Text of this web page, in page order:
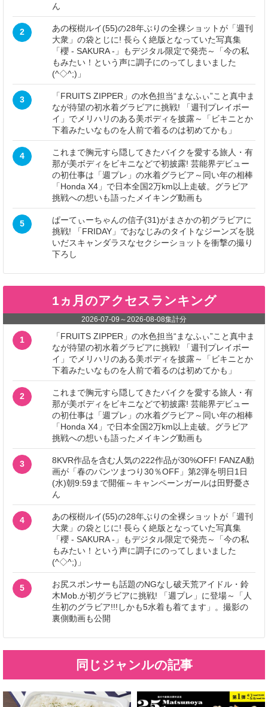
ん
2
あの桜樹ルイ(55)の28年ぶりの全裸ショットが「週刊
大衆」の袋とじに! 長らく絶版となっていた写真集
「櫻 - SAKURA -」もデジタル限定で発売～「今の私
もみたい！という声に調子にのってしまいました
(^◇^;)」
3
「FRUITS ZIPPER」の水色担当“まなふぃ”こと真中ま
なが待望の初水着グラビアに挑戦! 「週刊プレイボー
イ」でメリハリのある美ボディを披露～「ビキニとか
下着みたいなものを人前で着るのは初めてかも」
4
これまで胸元すら隠してきたバイクを愛する旅人・有
那が美ボディをビキニなどで初披露! 芸能界デビュー
の初仕事は「週プレ」の水着グラビア～同い年の相棒
「Honda X4」で日本全国2万km以上走破。グラビア
挑戦への想いも語ったメイキング動画も
5
ぱーてぃーちゃんの信子(31)がまさかの初グラビアに
挑戦! 「FRIDAY」でおなじみのタイトなジーンズを脱
いだスキャンダラスなセクシーショットを衝撃の撮り
下ろし
1ヵ月のアクセスランキング
2026-07-09 ～ 2026-08-08集計分
1
「FRUITS ZIPPER」の水色担当“まなふぃ”こと真中ま
なが待望の初水着グラビアに挑戦! 「週刊プレイボー
イ」でメリハリのある美ボディを披露～「ビキニとか
下着みたいなものを人前で着るのは初めてかも」
2
これまで胸元すら隠してきたバイクを愛する旅人・有
那が美ボディをビキニなどで初披露! 芸能界デビュー
の初仕事は「週プレ」の水着グラビア～同い年の相棒
「Honda X4」で日本全国2万km以上走破。グラビア
挑戦への想いも語ったメイキング動画も
3
8KVR作品を含む人気の222作品が30%OFF! FANZA動
画が「春のパンツまつり30％OFF」第2弾を明日1日
(水)朝9:59まで開催～キャンペーンガールは田野憂さ
ん
4
あの桜樹ルイ(55)の28年ぶりの全裸ショットが「週刊
大衆」の袋とじに! 長らく絶版となっていた写真集
「櫻 - SAKURA -」もデジタル限定で発売～「今の私
もみたい！という声に調子にのってしまいました
(^◇^;)」
5
お尻スポンサーも話題のNGなし破天荒アイドル・鈴
木Mob.が初グラビアに挑戦! 「週プレ」に登場～「人
生初のグラビア!!!しかも5水着も着てます」。撮影の
裏側動画も公開
同じジャンルの記事